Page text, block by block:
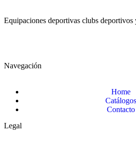
Equipaciones deportivas clubs deportivos
Navegación
Home
Catálogos
Contacto
Legal